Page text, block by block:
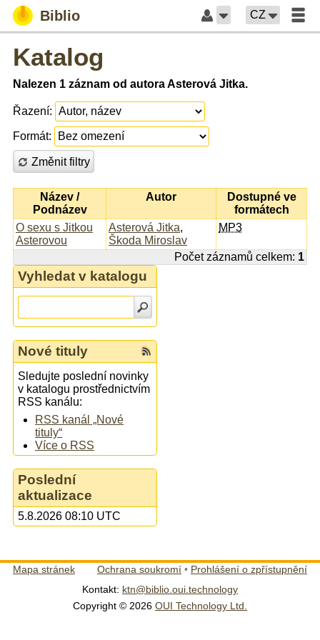
Biblio CZ
Katalog
Nalezen 1 záznam od autora Asterová Jitka.
Řazení:
Formát:
Změnit filtry
Název /
Podnázev
Autor
Dostupné ve
formátech
O sexu s Jitkou
Asterovou
Asterová Jitka,
Škoda Miroslav
MP3
Počet záznamů celkem: 1
Vyhledat v katalogu
Nové tituly
Sledujte poslední novinky
v katalogu prostřednictvím
RSS kanálu:
RSS kanál „Nové
tituly“
Více o RSS
Poslední
aktualizace
5.8.2026 08:10 UTC
Mapa stránek Ochrana soukromí • Prohlášení o zpřístupnění
Kontakt: ktn@biblio.oui.technology
Copyright © 2026 OUI Technology Ltd.